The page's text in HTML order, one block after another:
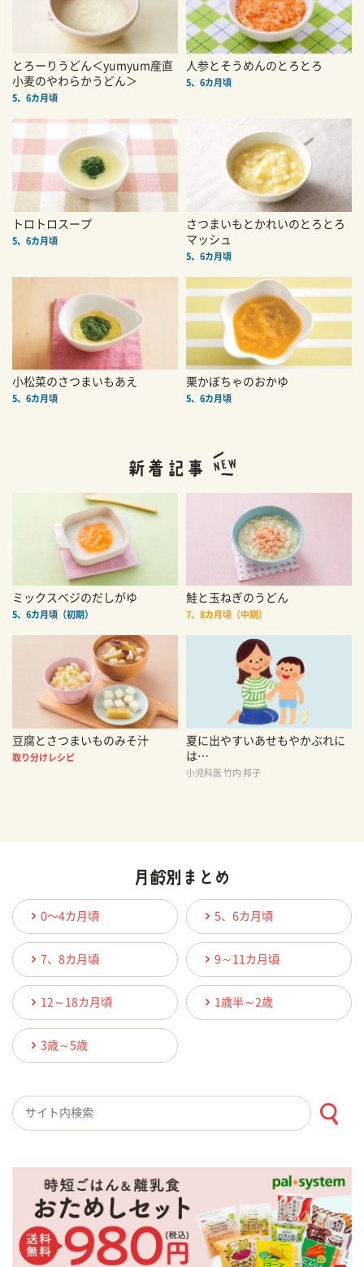
とろーりうどん＜yumyum産直
小麦のやわらかうどん＞
5、6カ月頃
人参とそうめんのとろとろ
5、6カ月頃
トロトロスープ
5、6カ月頃
さつまいもとかれいのとろとろ
マッシュ
5、6カ月頃
小松菜のさつまいもあえ
5、6カ月頃
栗かぼちゃのおかゆ
5、6カ月頃
ミックスベジのだしがゆ
5、6カ月頃（初期）
鮭と玉ねぎのうどん
7、8カ月頃（中期）
豆腐とさつまいものみそ汁
取り分けレシピ
夏に出やすいあせもやかぶれに
は…
小児科医 竹内 邦子
0〜4カ月頃 5、6カ月頃
7、8カ月頃 9～11カ月頃
12～18カ月頃 1歳半～2歳
3歳～5歳
検索キーワード入力